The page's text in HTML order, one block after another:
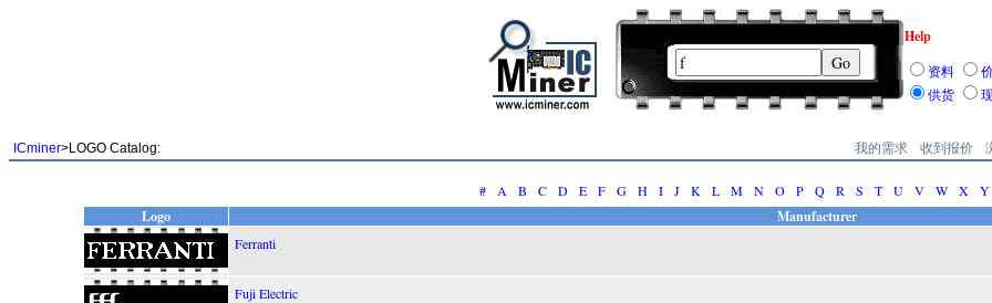
Help
资料
供货
ICminer>LOGO Catalog: 我的需求 收到报价
# A B C D E F G H I J K L M N O P Q R S T U V W X Y
Logo Manufacturer
Ferranti
Fuji Electric